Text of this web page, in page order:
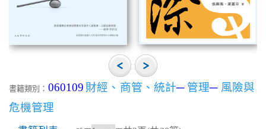
書籍類別： 060109 財經、商管、統計─ 管理─ 風險與
危機管理